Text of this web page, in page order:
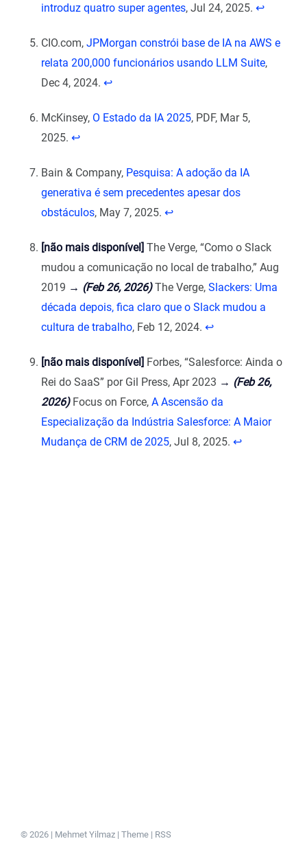
introduz quatro super agentes, Jul 24, 2025. ↩︎
CIO.com, JPMorgan constrói base de IA na AWS e
relata 200,000 funcionários usando LLM Suite,
Dec 4, 2024. ↩︎
McKinsey, O Estado da IA 2025, PDF, Mar 5,
2025. ↩︎
Bain & Company, Pesquisa: A adoção da IA
generativa é sem precedentes apesar dos
obstáculos, May 7, 2025. ↩︎
[não mais disponível] The Verge, “Como o Slack
mudou a comunicação no local de trabalho,” Aug
2019 → (Feb 26, 2026)The Verge, Slackers: Uma
década depois, fica claro que o Slack mudou a
cultura de trabalho, Feb 12, 2024. ↩︎
[não mais disponível] Forbes, “Salesforce: Ainda o
Rei do SaaS” por Gil Press, Apr 2023 → (Feb 26,
2026)Focus on Force, A Ascensão da
Especialização da Indústria Salesforce: A Maior
Mudança de CRM de 2025, Jul 8, 2025. ↩︎
© 2026 | Mehmet Yilmaz | Theme | RSS